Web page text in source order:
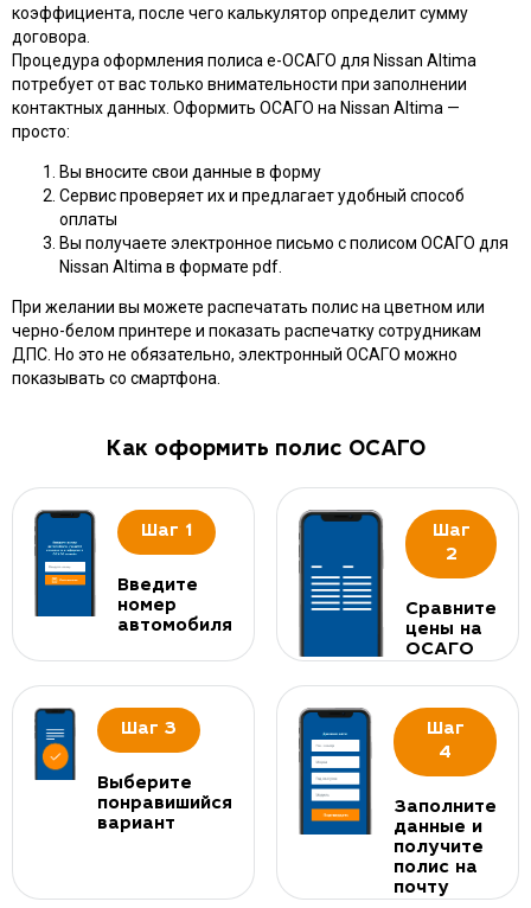
коэффициента, после чего калькулятор определит сумму
договора.
Процедура оформления полиса e-ОСАГО для Nissan Altima
потребует от вас только внимательности при заполнении
контактных данных. Оформить ОСАГО на Nissan Altima —
просто:
Вы вносите свои данные в форму
Сервис проверяет их и предлагает удобный способ
оплаты
Вы получаете электронное письмо с полисом ОСАГО для
Nissan Altima в формате pdf.
При желании вы можете распечатать полис на цветном или
черно-белом принтере и показать распечатку сотрудникам
ДПС. Но это не обязательно, электронный ОСАГО можно
показывать со смартфона.
Как оформить полис ОСАГО
Шаг 1
Введите
номер
автомобиля
Шаг
2
Сравните
цены на
ОСАГО
Шаг 3
Выберите
понравишийся
вариант
Шаг
4
Заполните
данные и
получите
полис на
почту